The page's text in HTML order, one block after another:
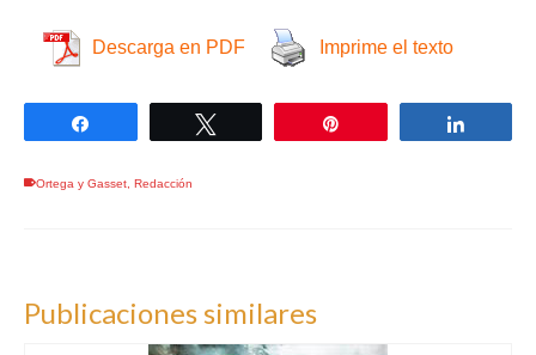
Descarga en PDF Imprime el texto
Ortega y Gasset, Redacción
Publicaciones similares